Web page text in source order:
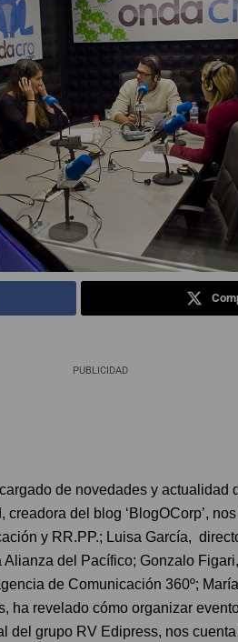
PUBLICIDAD
de novedades y actualidad
del blog ‘BlogOCorp’,
y RR.PP.; Luisa García,
del Pacífico; Gonzalo
de Comunicación 360º;
ha revelado cómo organizar
del grupo RV Edipress, nos